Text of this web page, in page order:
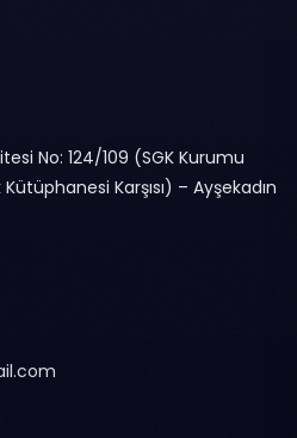
No: 124/109 (SGK Kurumu
Kütüphanesi Karşısı) – Ayşekadın